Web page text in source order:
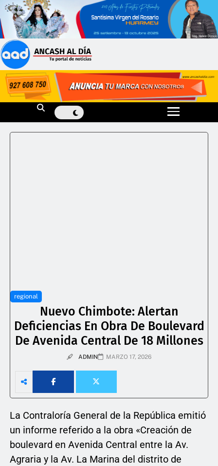
regional
Nuevo Chimbote: Alertan
Deficiencias En Obra De Boulevard
De Avenida Central De 18 Millones
ADMIN MARZO 17, 2026
La Contraloría General de la República emitió
un informe referido a la obra «Creación de
boulevard en Avenida Central entre la Av.
Agraria y la Av. La Marina del distrito de